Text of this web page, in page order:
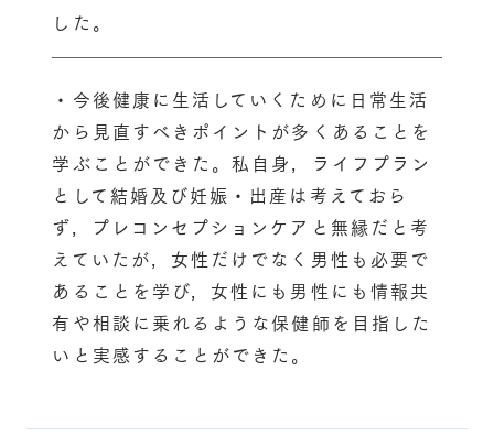
した。
・今後健康に生活していくために日常生活
から見直すべきポイントが多くあることを
学ぶことができた。私自身，ライフプラン
として結婚及び妊娠・出産は考えておら
ず，プレコンセプションケアと無縁だと考
えていたが，女性だけでなく男性も必要で
あることを学び，女性にも男性にも情報共
有や相談に乗れるような保健師を目指した
いと実感することができた。